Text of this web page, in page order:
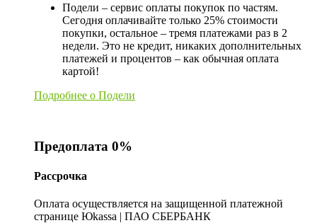
Подели – сервис оплаты покупок по частям.
Сегодня оплачивайте только 25% стоимости
покупки, остальное – тремя платежами раз в 2
недели. Это не кредит, никаких дополнительных
платежей и процентов – как обычная оплата
картой!
Подробнее о Подели
Предоплата 0%
Рассрочка
Оплата осуществляется на защищенной платежной
странице Юkassa | ПАО СБЕРБАНК